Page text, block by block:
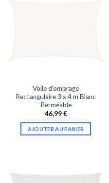
Voile d’ombrage
Rectangulaire 3 x 4 m Blanc
Perméable
46,99€
AJOUTER AU PANIER